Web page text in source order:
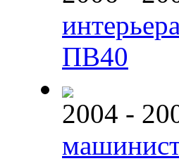
ПВ40
2004 -